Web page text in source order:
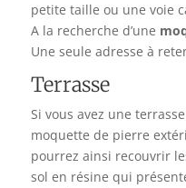
petite taille ou une voie
A la recherche d’une
Une seule adresse à
Terrasse
Si vous avez une
moquette de pierre
pourrez ainsi recouvrir
sol en résine qui